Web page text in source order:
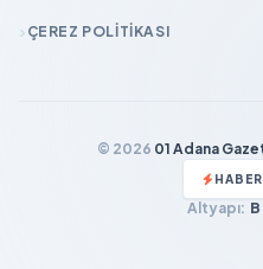
ÇEREZ POLITIKASI
© 2026 01 Adana
Altyapı: